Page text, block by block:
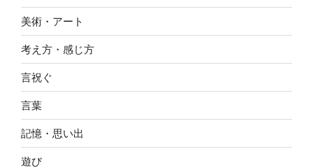
美術・アート
考え方・感じ方
言祝ぐ
言葉
記憶・思い出
遊び